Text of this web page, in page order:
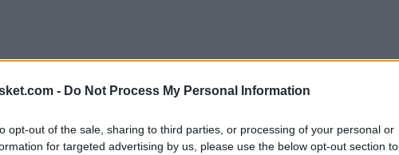
- Do Not Process My Personal Information
opt-out of the sale, sharing to third parties, or processing of your personal or
for targeted advertising by us, please use the below opt-out section to